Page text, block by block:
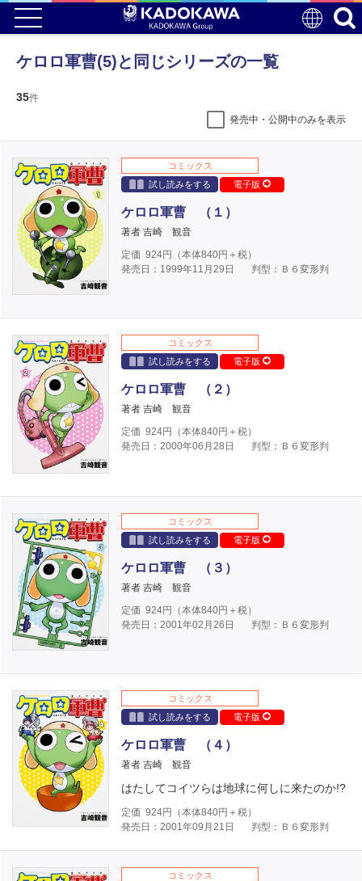
ケロロ軍曹(5)と同じシリーズの一覧
35件
発売中・公開中のみを表示
コミックス
試し読みをする
電子版
ケロロ軍曹 （１）
著者 吉崎 観音
定価 924円（本体840円＋税）
発売日：1999年11月29日
判型：Ｂ６変形判
コミックス
試し読みをする
電子版
ケロロ軍曹 （２）
著者 吉崎 観音
定価 924円（本体840円＋税）
発売日：2000年06月28日
判型：Ｂ６変形判
コミックス
試し読みをする
電子版
ケロロ軍曹 （３）
著者 吉崎 観音
定価 924円（本体840円＋税）
発売日：2001年02月26日
判型：Ｂ６変形判
コミックス
試し読みをする
電子版
ケロロ軍曹 （４）
著者 吉崎 観音
はたしてコイツらは地球に何しに来たのか!?
定価 924円（本体840円＋税）
発売日：2001年09月21日
判型：Ｂ６変形判
コミックス